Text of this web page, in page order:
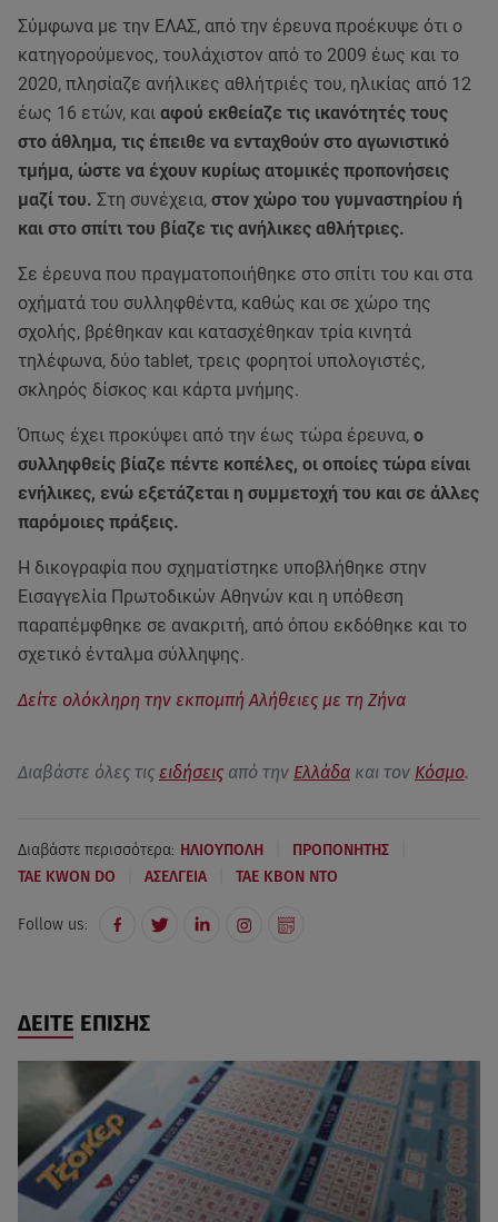
Σύμφωνα με την ΕΛΑΣ, από την έρευνα προέκυψε ότι ο
κατηγορούμενος, τουλάχιστον από το 2009 έως και το
2020, πλησίαζε ανήλικες αθλήτριές του, ηλικίας από 12
έως 16 ετών, και αφού εκθείαζε τις ικανότητές τους
στο άθλημα, τις έπειθε να ενταχθούν στο αγωνιστικό
τμήμα, ώστε να έχουν κυρίως ατομικές προπονήσεις
μαζί του. Στη συνέχεια, στον χώρο του γυμναστηρίου ή
και στο σπίτι του βίαζε τις ανήλικες αθλήτριες.
Σε έρευνα που πραγματοποιήθηκε στο σπίτι του και στα
οχήματά του συλληφθέντα, καθώς και σε χώρο της
σχολής, βρέθηκαν και κατασχέθηκαν τρία κινητά
τηλέφωνα, δύο tablet, τρεις φορητοί υπολογιστές,
σκληρός δίσκος και κάρτα μνήμης.
Όπως έχει προκύψει από την έως τώρα έρευνα, ο
συλληφθείς βίαζε πέντε κοπέλες, οι οποίες τώρα είναι
ενήλικες, ενώ εξετάζεται η συμμετοχή του και σε άλλες
παρόμοιες πράξεις.
Η δικογραφία που σχηματίστηκε υποβλήθηκε στην
Εισαγγελία Πρωτοδικών Αθηνών και η υπόθεση
παραπέμφθηκε σε ανακριτή, από όπου εκδόθηκε και το
σχετικό ένταλμα σύλληψης.
Δείτε ολόκληρη την εκπομπή Αλήθειες με τη Ζήνα
Διαβάστε όλες τις ειδήσεις από την Ελλάδα και τον Κόσμο.
Διαβάστε περισσότερα: ΗΛΙΟΥΠΟΛΗ ΠΡΟΠΟΝΗΤΗΣ
TAE KWON DO ΑΣΕΛΓΕΙΑ ΤΑΕ ΚΒΟΝ ΝΤΟ
Follow us:
ΔΕΙΤΕ ΕΠΙΣΗΣ